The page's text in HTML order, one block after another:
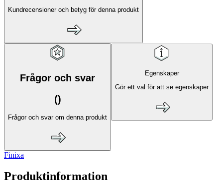
Kundrecensioner och betyg för denna produkt
Frågor och svar
()
Frågor och svar om denna produkt
Egenskaper
Gör ett val för att se egenskaper
Finixa
Produktinformation